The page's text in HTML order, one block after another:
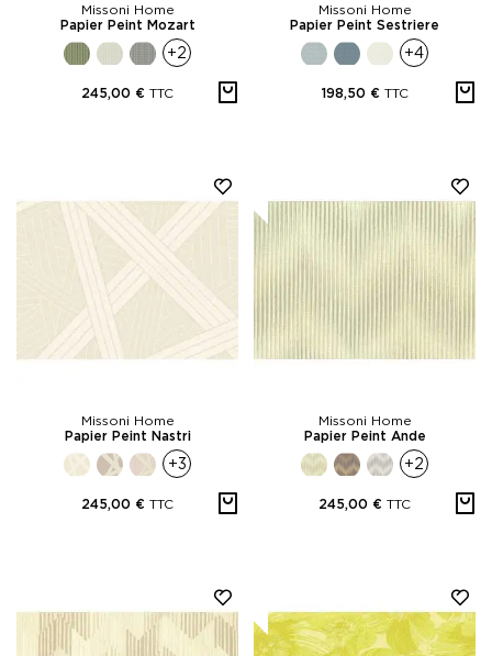
Missoni Home
Papier Peint Mozart
+2
245,00 € TTC
Missoni Home
Papier Peint Sestriere
+4
198,50 € TTC
Missoni Home
Papier Peint Nastri
+3
245,00 € TTC
Missoni Home
Papier Peint Ande
+2
245,00 € TTC